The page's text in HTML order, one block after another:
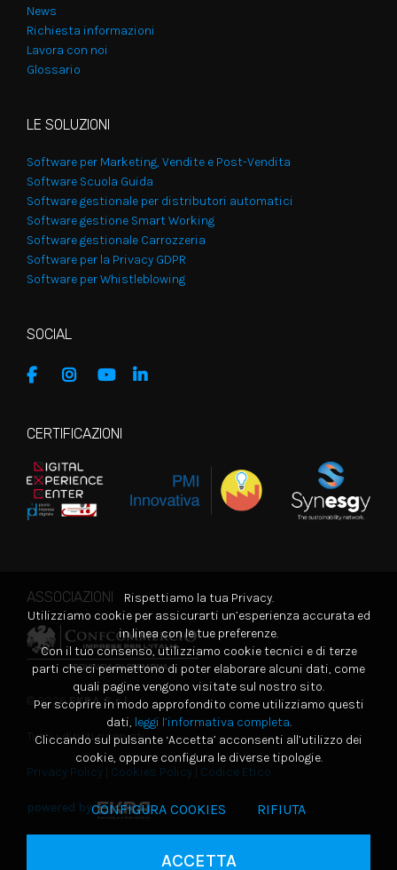
News
Richiesta informazioni
Lavora con noi
Glossario
LE SOLUZIONI
Software per Marketing, Vendite e Post-Vendita
Software Scuola Guida
Software gestionale per distributori automatici
Software gestione Smart Working
Software gestionale Carrozzeria
Software per la Privacy GDPR
Software per Whistleblowing
SOCIAL
CERTIFICAZIONI
ASSOCIAZIONI
© 2026EKRA S.r.l.
Tutti i diritti riservati
Privacy Policy Cookies Policy Codice Etico
powered by
Rispettiamo la tua Privacy.
Utilizziamo cookie per assicurarti un’esperienza accurata ed
in linea con le tue preferenze.
Con il tuo consenso, utilizziamo cookie tecnici e di terze
parti che ci permettono di poter elaborare alcuni dati, come
quali pagine vengono visitate sul nostro sito.
Per scoprire in modo approfondito come utilizziamo questi
dati, leggi l’informativa completa.
Cliccando sul pulsante ‘Accetta’ acconsenti all’utilizzo dei
cookie, oppure configura le diverse tipologie.
CONFIGURA COOKIES RIFIUTA
ACCETTA